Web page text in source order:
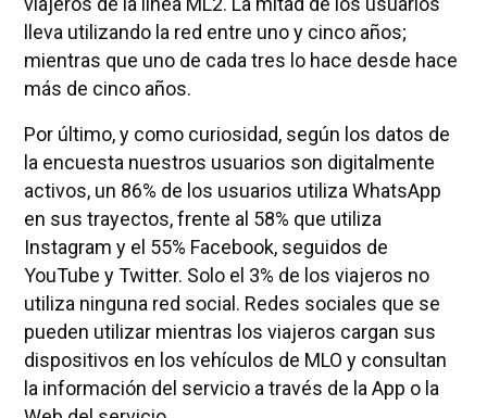
lleva utilizando la red entre uno y cinco años;
mientras que uno de cada tres lo hace desde hace
más de cinco años.
Por último, y como curiosidad, según los datos de
la encuesta nuestros usuarios son digitalmente
activos, un 86% de los usuarios utiliza WhatsApp
en sus trayectos, frente al 58% que utiliza
Instagram y el 55% Facebook, seguidos de
YouTube y Twitter. Solo el 3% de los viajeros no
utiliza ninguna red social. Redes sociales que se
pueden utilizar mientras los viajeros cargan sus
dispositivos en los vehículos de MLO y consultan
la información del servicio a través de la App o la